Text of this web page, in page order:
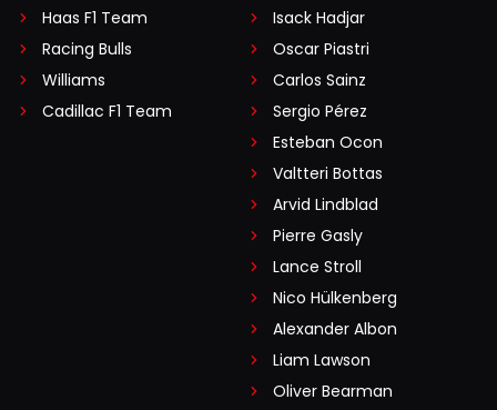
Haas F1 Team
Racing Bulls
Williams
Cadillac F1 Team
Isack Hadjar
Oscar Piastri
Carlos Sainz
Sergio Pérez
Esteban Ocon
Valtteri Bottas
Arvid Lindblad
Pierre Gasly
Lance Stroll
Nico Hülkenberg
Alexander Albon
Liam Lawson
Oliver Bearman